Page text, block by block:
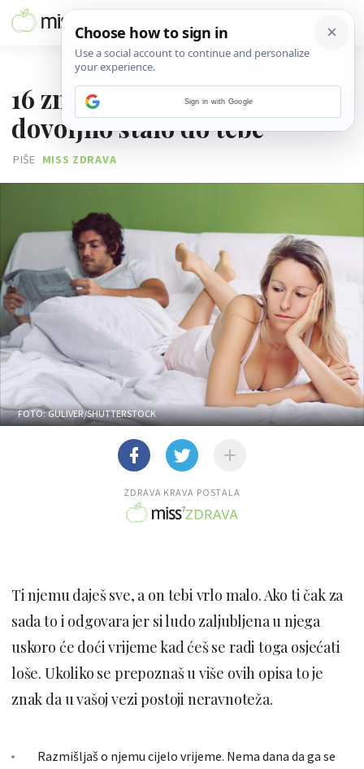
16 znakova da mu nije
dovoljno stalo do tebe
PIŠE MISS ZDRAVA
FOTO: GULIVER/SHUTTERSTOCK
ZDRAVA KRAVA POSTALA
Ti njemu daješ sve, a on tebi vrlo malo. Ako ti čak za
sada to i odgovara jer si ludo zaljubljena u njega
uskoro će doći vrijeme kad ćeš se radi toga osjećati
loše. Ukoliko se prepoznaš u više ovih opisa to je
znak da u vašoj vezi postoji neravnoteža.
Razmišljaš o njemu cijelo vrijeme. Nema dana da ga se
Sign in with Google